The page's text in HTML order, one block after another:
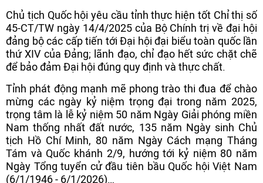
Chủ tịch Quốc hội yêu cầu tỉnh thực hiện tốt Chỉ thị số
45-CT/TW ngày 14/4/2025 của Bộ Chính trị về đại hội
đảng bộ các cấp tiến tới Đại hội đại biểu toàn quốc lần
thứ XIV của Đảng; lãnh đạo, chỉ đạo hết sức chặt chẽ
để bảo đảm Đại hội đúng quy định và thực chất.
Tỉnh phát động mạnh mẽ phong trào thi đua để chào
mừng các ngày kỷ niệm trọng đại trong năm 2025,
trọng tâm là lễ kỷ niệm 50 năm Ngày Giải phóng miền
Nam thống nhất đất nước, 135 năm Ngày sinh Chủ
tịch Hồ Chí Minh, 80 năm Ngày Cách mạng Tháng
Tám và Quốc khánh 2/9, hướng tới kỷ niệm 80 năm
Ngày Tổng tuyển cử đầu tiên bầu Quốc hội Việt Nam
(6/1/1946 - 6/1/2026)…